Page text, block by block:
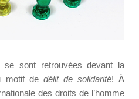
se sont retrouvées devant la
motif de délit de solidarité! À
des droits de l’homme